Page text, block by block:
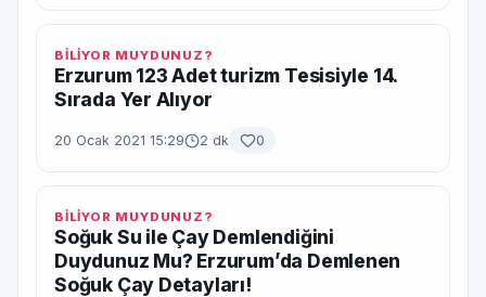
BİLİYOR MUYDUNUZ?
Erzurum 123 Adet turizm Tesisiyle 14.
Sırada Yer Alıyor
20 Ocak 2021 15:29 2 dk 0
BİLİYOR MUYDUNUZ?
Soğuk Su ile Çay Demlendiğini
Duydunuz Mu? Erzurum’da Demlenen
Soğuk Çay Detayları!